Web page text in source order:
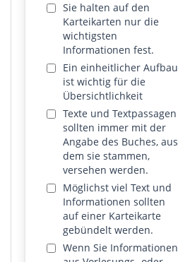
Sie halten auf den
Karteikarten nur die
wichtigsten
Informationen fest.
Ein einheitlicher Aufbau
ist wichtig für die
Übersichtlichkeit
Texte und Textpassagen
sollten immer mit der
Angabe des Buches, aus
dem sie stammen,
versehen werden.
Möglichst viel Text und
Informationen sollten
auf einer Karteikarte
gebündelt werden.
Wenn Sie Informationen